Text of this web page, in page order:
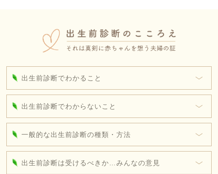
出生前診断でわかること
出生前診断でわからないこと
一般的な出生前診断の種類・方法
出生前診断は受けるべきか…みんなの意見